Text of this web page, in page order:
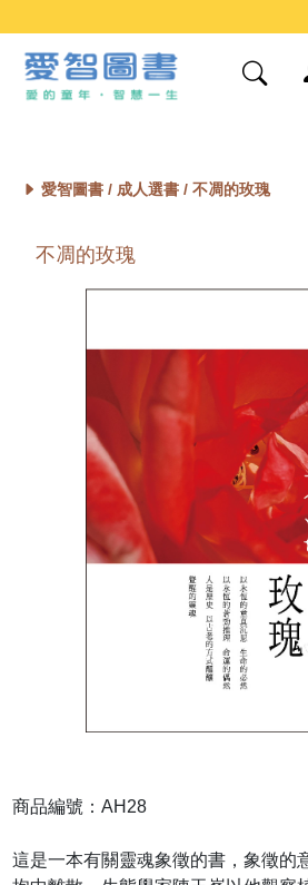
愛智圖書 / 成人選書/ 不凋的玫瑰
不凋的玫瑰
商品編號：AH28
這是一本有關靈魂象徵的書，象徵的